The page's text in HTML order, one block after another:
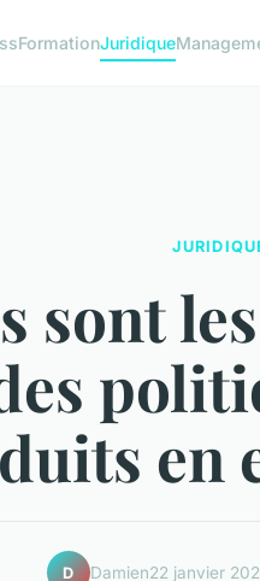
FormationJuridique
sont
en
D Damien22 janvier